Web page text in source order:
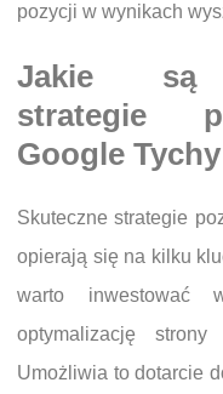
pozycji w wynikach
Jakie są
strategie
Google Tychy
Skuteczne strategie
opierają się na kilku
warto inwestować
optymalizację
Umożliwia to dotarcie